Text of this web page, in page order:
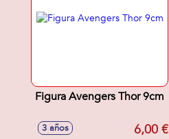
Figura Avengers Thor 9cm
3 años 6,00 €